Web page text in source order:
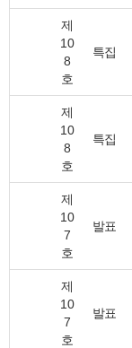
제
10
8
호
특집
제
10
8
호
특집
제
10
7
호
발표
제
10
7
호
발표